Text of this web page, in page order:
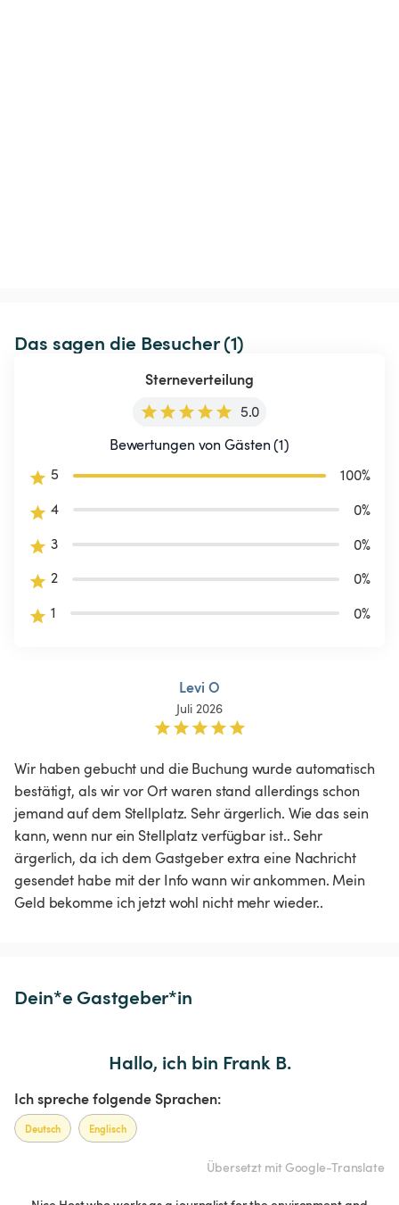
Das sagen die Besucher (1)
Sterneverteilung
5.0
Bewertungen von Gästen (1)
5
100%
4
0%
3
0%
2
0%
1
0%
Levi O
Juli 2026
Wir haben gebucht und die Buchung wurde automatisch
bestätigt, als wir vor Ort waren stand allerdings schon
jemand auf dem Stellplatz. Sehr ärgerlich. Wie das sein
kann, wenn nur ein Stellplatz verfügbar ist.. Sehr
ärgerlich, da ich dem Gastgeber extra eine Nachricht
gesendet habe mit der Info wann wir ankommen. Mein
Geld bekomme ich jetzt wohl nicht mehr wieder..
Dein*e Gastgeber*in
Hallo, ich bin Frank B.
Ich spreche folgende Sprachen:
Deutsch Englisch
Übersetzt mit Google-Translate